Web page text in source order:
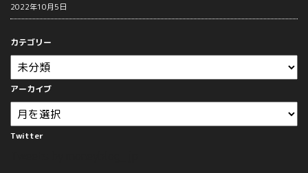
2022年10月5日
カテゴリー
アーカイブ
Twitter